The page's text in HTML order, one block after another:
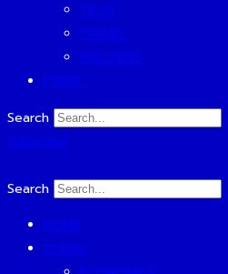
TECH
TRAVEL
WELLNESS
EVENT
Search
Subscribe
Search
HOME
TODAY